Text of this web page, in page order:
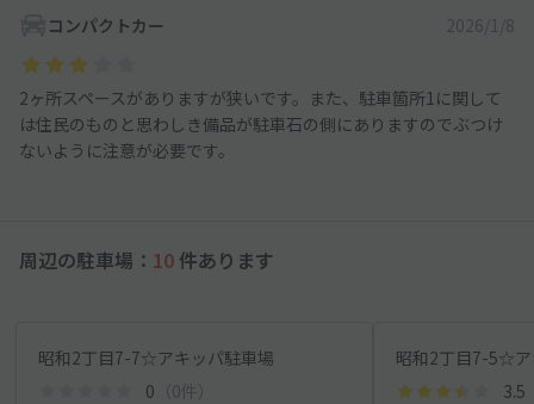
コンパクトカー 2026/1/8
2ヶ所スペースがありますが狭いです。また、駐車箇所1に関して
は住民のものと思わしき備品が駐車石の側にありますのでぶつけ
ないように注意が必要です。
周辺の駐車場： 10 件あります
昭和2丁目7-7☆アキッパ駐車場
0 （0件）
昭和2丁目7-5☆
3.5